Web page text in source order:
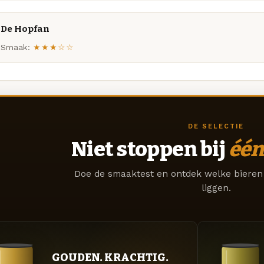
De Hopfan
Smaak: ★★★☆☆
DE SELECTIE
Niet stoppen bij één
Doe de smaaktest en ontdek welke
liggen.
GOUDEN. KRACHTIG.